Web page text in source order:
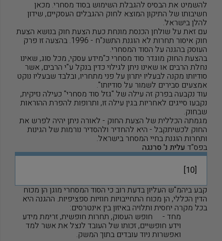
להשמיט את הבסיס להגבלת השימוש בסוד מסחרי. מכאן
חשיבותו של התיקון המוצא לחוק ההגבלים העסקיים, שידון
להלן בישראל.
עם זאת על שולחן הכנסת מונחת כעת הצעת חוק בנושא הצעת
חוק איסור תחרות לא הוגנת התשנ"ח - 1996. בהצעה זו פרק
העוסק בהגנה על הסוד המסחרי.
בהצעת החוק מוגדר סוד מסחרי כ"מידע עסקי, מכל סוג, שאינו
נחלת הרבים או שאינו ניתן לגילוי כדין בנקל ע"י הרבים, אשר
סודיותו מקנה לבעליו יתרון על פני מתחריו, ובלבד שבעליו נוקט
אמצעים סבירים לשמור על סודיותו".
עוד נקבעה בפרק זה עילה של "גזל סוד מסחרי" כעילה נזיקית,
נקבעו סייגים לאחריות בגין עילה זו, ותרופות להפרת ההוראות
שבחוק.
מגמתה הכללית של הצעת החוק - לאורה ניתן יהיה לפרש את
החוק לכשיתקבל - היא להחדיר ולהסדיר נורמות של הגינות
ותחרות הוגנת בחיי המסחר בישראל.
בפס"ד עלית נ' סרנגה
[10]
קבע ביהמ"ש העליון בדעת רוב כי הסוד המסחרי מוגן הן מכוח
הדין הכללי, הן מכוח התחייבויות חוזיות ספציפיות. ההגנה היא
בכל מקרה יחסית ותלויה באיזון בין אינטרסים:
מחד - חופש העסוק, תחרות חופשית, זרימת מידע
וידע חופשיים, זכותו של העובד לנצל את אשר למד
ואפשרות ניוד עובדים בתוך המשק.